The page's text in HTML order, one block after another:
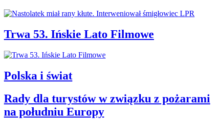
Trwa 53. Ińskie Lato Filmowe
Polska i świat
Rady dla turystów w związku z pożarami
na południu Europy